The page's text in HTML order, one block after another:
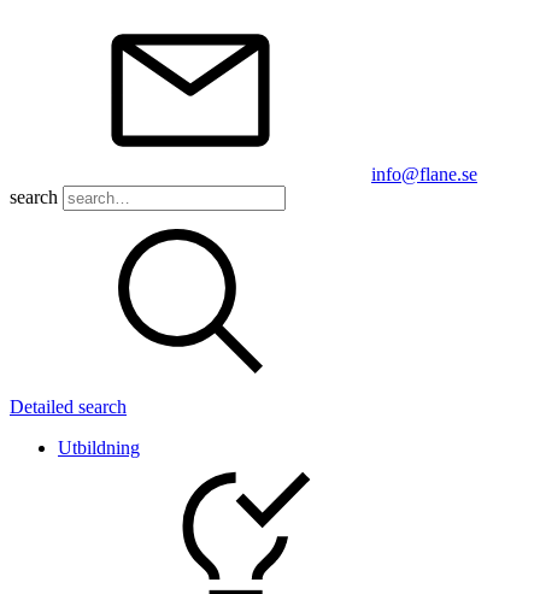
info@flane.se
search
Detailed search
Utbildning